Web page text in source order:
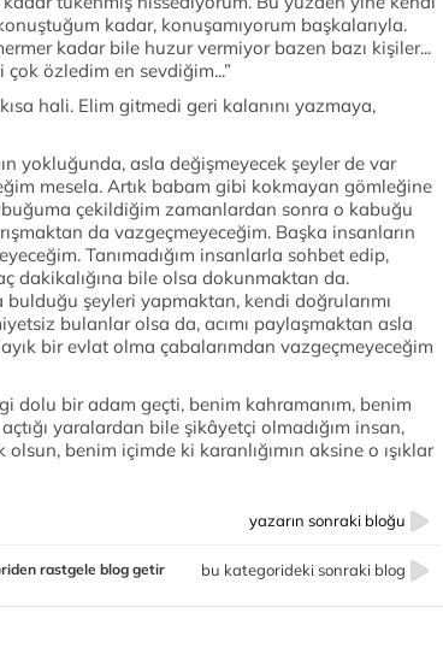
kadar, konuşamıyorum başkalarıyla.
kadar bile huzur vermiyor bazen bazı kişiler...
özledim en sevdiğim...”
hali. Elim gitmedi geri kalanını yazmaya,
yokluğunda, asla değişmeyecek şeyler de var
mesela. Artık babam gibi kokmayan gömleğine
çekildiğim zamanlardan sonra o kabuğu
da vazgeçmeyeceğim. Başka insanların
Tanımadığım insanlarla sohbet edip,
dakikalığına bile olsa dokunmaktan da.
bulduğu şeyleri yapmaktan, kendi doğrularımı
bulanlar olsa da, acımı paylaşmaktan asla
bir evlat olma çabalarımdan vazgeçmeyeceğim
dolu bir adam geçti, benim kahramanım, benim
yaralardan bile şikâyetçi olmadığım insan,
benim içimde ki karanlığımın aksine o ışıklar
yazarın sonraki bloğu
bu kategorideki sonraki blog
rastgele blog getir